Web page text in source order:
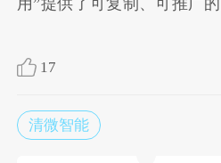
17
清微智能